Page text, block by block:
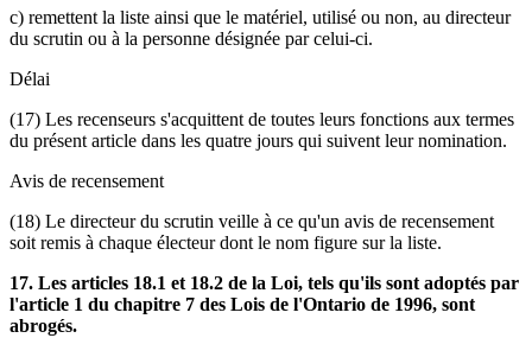
c) remettent la liste ainsi que le matériel, utilisé ou non, au directeur
du scrutin ou à la personne désignée par celui-ci.
Délai
(17) Les recenseurs s'acquittent de toutes leurs fonctions aux termes
du présent article dans les quatre jours qui suivent leur nomination.
Avis de recensement
(18) Le directeur du scrutin veille à ce qu'un avis de recensement
soit remis à chaque électeur dont le nom figure sur la liste.
17. Les articles 18.1 et 18.2 de la Loi, tels qu'ils sont adoptés par
l'article 1 du chapitre 7 des Lois de l'Ontario de 1996, sont
abrogés.